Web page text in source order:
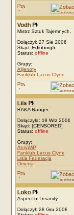
Vodh
Mistrz Sztuk Tajemnych.
Dołączył: 27 Sie 2006
Skąd: Edinburgh.
Status: offline
Grupy:
Alijenoty
Fanklub Lacus Clyne
Lila
BAKA Ranger
Dołączyła: 19 Wrz 2006
Skąd: [CENSORED]
Status: offline
Grupy:
AntyWiP
Fanklub Lacus Clyne
Lisia Federacja
Omertà
Loko
Aspect of Insanity
Dołączył: 28 Gru 2008